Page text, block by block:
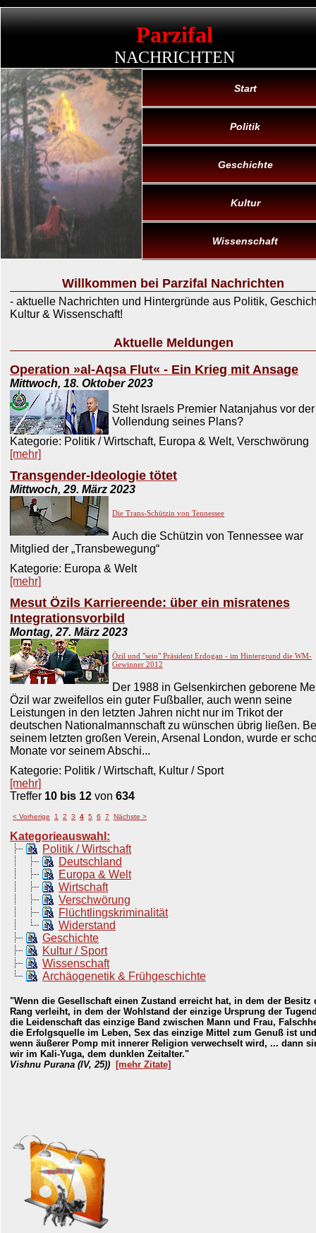
Parzifal
NACHRICHTEN
Start
Politik
Geschichte
Kultur
Wissenschaft
Willkommen bei Parzifal Nachrichten
- aktuelle Nachrichten und Hintergründe aus Politik,
Kultur & Wissenschaft!
Aktuelle Meldungen
Operation »al-Aqsa Flut« - Ein Krieg mit Ansage
Mittwoch, 18. Oktober 2023
Steht Israels Premier Natanjahus vor der
Vollendung seines Plans?
Kategorie: Politik / Wirtschaft, Europa & Welt, Verschwörung
[mehr]
Transgender-Ideologie tötet
Mittwoch, 29. März 2023
Die Trans-Schützin von Tennessee
Auch die Schützin von Tennessee war
Mitglied der „Transbewegung“
Kategorie: Europa & Welt
[mehr]
Mesut Özils Karriereende: über ein misratenes
Integrationsvorbild
Montag, 27. März 2023
Özil und "sein" Präsident Erdogan - im Hintergrund die WM-
Gewinner 2012
Der 1988 in Gelsenkirchen geborene
Özil war zweifellos ein guter Fußballer, auch wenn seine
Leistungen in den letzten Jahren nicht nur im Trikot der
deutschen Nationalmannschaft zu wünschen übrig ließen.
seinem letzten großen Verein, Arsenal London, wurde er
Monate vor seinem Abschi...
Kategorie: Politik / Wirtschaft, Kultur / Sport
[mehr]
Treffer 10 bis 12 von 634
< Vorherige 1 2 3 4 5 6 7 Nächste >
Kategorieauswahl:
Politik / Wirtschaft
Deutschland
Europa & Welt
Wirtschaft
Verschwörung
Flüchtlingskriminalität
Widerstand
Geschichte
Kultur / Sport
Wissenschaft
Archäogenetik & Frühgeschichte
"Wenn die Gesellschaft einen Zustand erreicht hat, in dem der Besitz
Rang verleiht, in dem der Wohlstand der einzige Ursprung der
die Leidenschaft das einzige Band zwischen Mann und Frau,
die Erfolgsquelle im Leben, Sex das einzige Mittel zum Genuß ist und
wenn äußerer Pomp mit innerer Religion verwechselt wird, ... dann
wir im Kali-Yuga, dem dunklen Zeitalter."
Vishnu Purana (IV, 25))
[mehr Zitate]